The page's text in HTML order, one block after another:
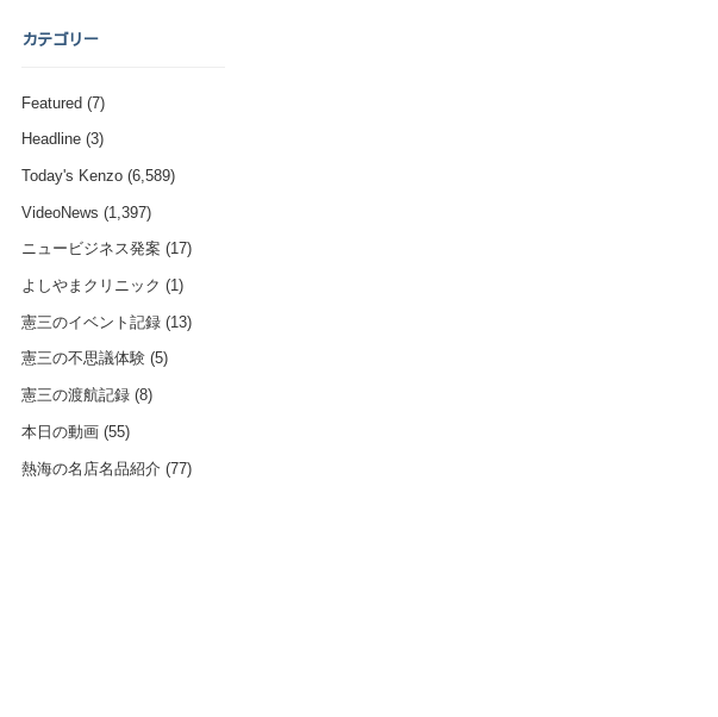
カテゴリー
Featured(7)
Headline(3)
Today's Kenzo(6,589)
VideoNews (1,397)
ニュービジネス発案 (17)
よしやまクリニック (1)
憲三のイベント記録(13)
憲三の不思議体験(5)
憲三の渡航記録(8)
本日の動画(55)
熱海の名店名品紹介(77)